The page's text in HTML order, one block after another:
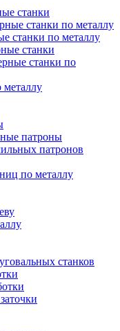
станки
станки по металлу
станки по металлу
станки
станки по
металлу
патроны
патронов
по металлу
станков